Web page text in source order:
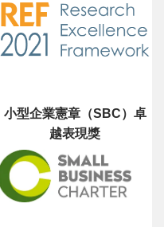
小型企業憲章（SBC）卓
越表現獎